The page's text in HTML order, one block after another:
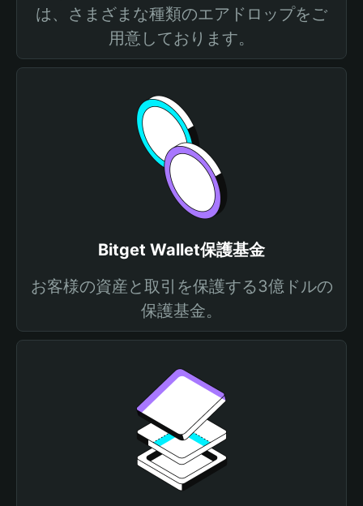
は、さまざまな種類のエアドロップをご
用意しております。
Bitget Wallet保護基金
お客様の資産と取引を保護する3億ドルの
保護基金。